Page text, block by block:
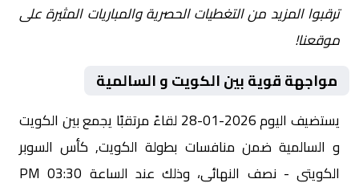
ترقبوا المزيد من التغطيات الحصرية والمباريات المثيرة على
موقعنا!
مواجهة قوية بين الكويت و السالمية
يستضيف اليوم 2026-01-28 لقاءً مرتقبًا يجمع بين الكويت
و السالمية ضمن منافسات بطولة الكويت, كأس السوبر
الكويتي - نصف النهائي، وذلك عند الساعة 03:30 PM